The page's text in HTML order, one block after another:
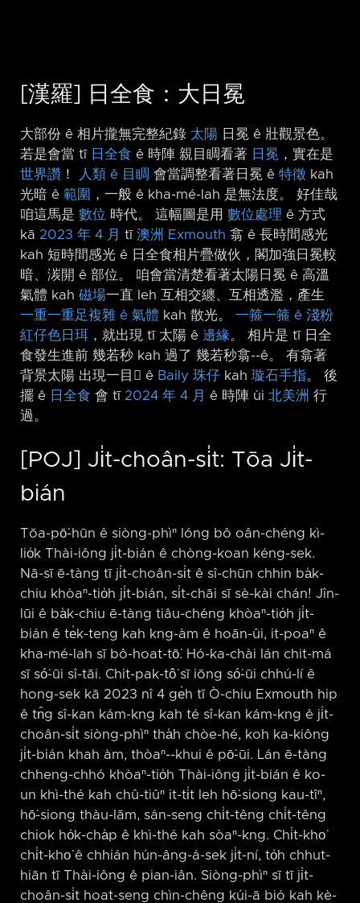
[漢羅] 日全食：大日冕
大部份 ê 相片攏無完整紀錄 太陽 日冕 ê 壯觀景色。
若是會當 tī 日全食 ê 時陣 親目睭看著 日冕 ，實在是
世界讚 ！ 人類 ê 目睭 會當調整看著日冕 ê 特徵 kah
光暗 ê 範圍
，一般 ê kha-mé-lah 是無法度。 好佳哉
咱這馬是 數位 時代。 這幅圖是用 數位處理 ê 方式
kā 2023 年 4 月 tī 澳洲 Exmouth 翕 ê 長時間感光
kah 短時間感光 ê 日全食相片疊做伙，閣加強日冕較
暗、湠開 ê 部位。 咱會當清楚看著太陽日冕 ê 高溫
氣體 kah 磁場一直 leh 互相交纏、互相透濫，產生
一重一重足複雜 ê 氣體 kah 散光。 一箍一箍 ê 淺粉
紅仔色日珥 ，就出現 tī 太陽 ê 邊緣。 相片是 tī 日全
食發生進前 幾若秒 kah 過了 幾若秒翕-⁠-ê。 有翕著
背景太陽 出現一目𥍉 ê Baily 珠仔 kah 璇石手指。 後
擺 ê 日全食 會 tī 2024 年 4 月 ê 時陣 ùi 北美洲 行
過。
[POJ] Ji̍t-choân-si̍t: Tōa Ji̍t-
bián
Tōa-pō͘-hūn ê siòng-phìⁿ lóng bô oân-chéng kì-
lio̍k Thài-iông ji̍t-bián ê chòng-koan kéng-sek.
Nā-sī ē-tàng tī ji̍t-choân-si̍t ê sî-chūn chhin ba̍k-
chiu khòaⁿ-tio̍h ji̍t-bián, si̍t-chāi sī sè-kài chán! Jîn-
lūi ê ba̍k-chiu ē-tàng tiâu-chéng khòaⁿ-tio̍h ji̍t-
bián ê te̍k-teng kah kng-àm ê hoān-ûi, it-poaⁿ ê
kha-mé-lah sī bô-hoat-tō͘. Hó-ka-chài lán chit-má
sī só͘-ūi sî-tāi. Chit-pak-tô͘ sī iōng só͘-ūi chhú-lí ê
hong-sek kā 2023 nî 4 ge̍h tī Ò-chiu Exmouth hip
ê tn̂g sî-kan kám-kng kah té sî-kan kám-kng ê ji̍t-
choân-si̍t siòng-phìⁿ tha̍h chòe-hé, koh ka-kiông
ji̍t-bián khah àm, thòaⁿ-⁠-khui ê pō͘-ūi. Lán ē-tàng
chheng-chhó khòaⁿ-tio̍h Thài-iông ji̍t-bián ê ko-
un khì-thé kah chû-tiûⁿ it-ti̍t leh hō͘-siong kau-tîⁿ,
hō͘-siong thàu-lām, sán-seng chi̍t-têng chi̍t-têng
chiok ho̍k-cha̍p ê khì-thé kah sòaⁿ-kng. Chi̍t-kho͘
chi̍t-kho͘ ê chhián hún-âng-á-sek ji̍t-ní, to̍h chhut-
hiān tī Thài-iông ê pian-iân. Siòng-phìⁿ sī tī ji̍t-
choân-si̍t hoat-seng chìn-chêng kúi-ā bió kah kè-